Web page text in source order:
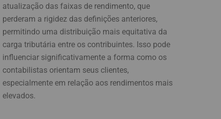
atualização das faixas de rendimento, que
perderam a rigidez das definições anteriores,
permitindo uma distribuição mais equitativa da
carga tributária entre os contribuintes. Isso pode
influenciar significativamente a forma como os
contabilistas orientam seus clientes,
especialmente em relação aos rendimentos mais
elevados.